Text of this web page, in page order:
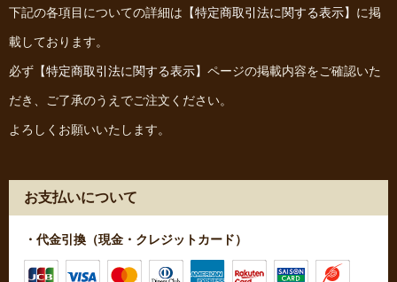
下記の各項目についての詳細は 【特定商取引法に関する表示】 に掲
載しております。
必ず 【特定商取引法に関する表示】 ページの掲載内容をご確認いた
だき、ご了承のうえでご注文ください。
よろしくお願いいたします。
お支払いについて
・代金引換（現金・クレジットカード）